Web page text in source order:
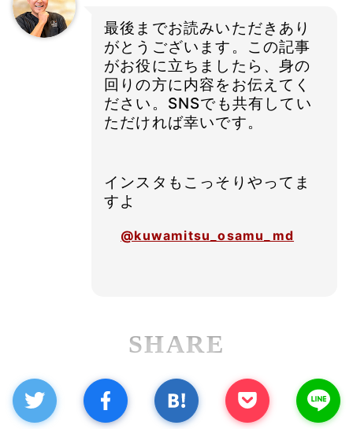
最後までお読みいただきあり
がとうございます。この記事
がお役に立ちましたら、身の
回りの方に内容をお伝えてく
ださい。SNSでも共有してい
ただければ幸いです。
インスタもこっそりやってま
すよ
@kuwamitsu_osamu_md
SHARE